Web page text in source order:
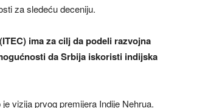
za sledeću deceniju.
ima za cilj da podeli razvojna
da Srbija iskoristi indijska
vizija prvog premijera Indije Nehrua.